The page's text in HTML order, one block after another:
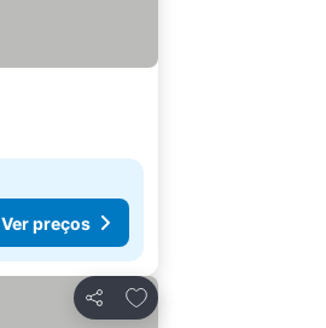
Ver preços
Partilhar
Adicionar aos favoritos